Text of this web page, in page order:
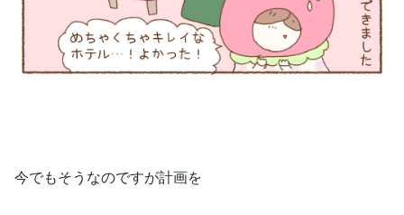
今でもそうなのですが計画を